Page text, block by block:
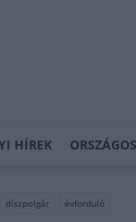
HÍREK
díszpolgár évforduló